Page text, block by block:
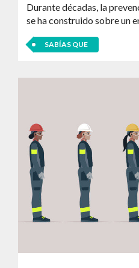
Durante décadas, la
se ha construido sobre un
SABÍAS QUE